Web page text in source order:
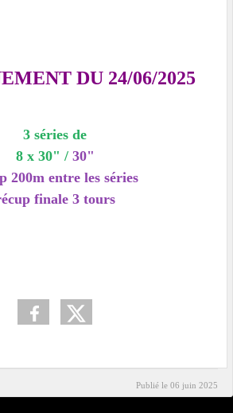
DU 24/06/2025
3 séries de
8 x 30" / 30"
200m entre les séries
finale 3tours
Publié le 06 juin 2025